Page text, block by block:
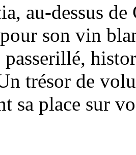
au-dessus
son vin
trésor de
sa place sur